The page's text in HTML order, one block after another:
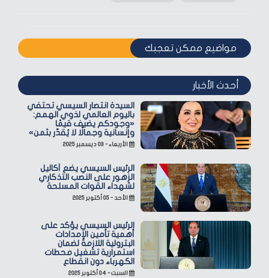
مواضيع ممكن تعجبك
أحدث الأخبار
السيدة انتصار السيسي تحتفي
باليوم العالمي لذوي الهمم:
«وجودكم يضيف قيمًا
وإنسانية وجمالًا لا يُقدّر بثمن»
الأربعاء - ٠٣ ديسمبر ٢٠٢٥
الرئيس السيسي يضع أكاليل
الزهور على النصب التذكاري
لشهداء القوات المسلحة
الأحد - ٠٥ أكتوبر ٢٠٢٥
الرئيس السيسي يؤكد على
أهمية تأمين الإمدادات
البترولية اللازمة لضمان
استمرارية تشغيل محطات
الكهرباء دون انقطاع
السبت - ٠٤ أكتوبر ٢٠٢٥